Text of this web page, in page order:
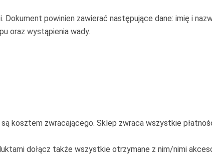
Dokument powinien zawierać następujące dane: imię i
oraz wystąpienia wady.
kosztem zwracającego. Sklep zwraca wszystkie
dołącz także wszystkie otrzymane z nim/nimi